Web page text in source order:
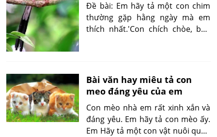
Đề bài: Em hãy tả một con chim
thường gặp hằng ngày mà em
thích nhất.'Con chích chòe, bạn
Bài văn hay miêu tả con
meo đáng yêu của em
Con mèo nhà em rất xinh xắn và
đáng yêu. Em hãy tả con mèo ấy.
Em Hãy tả một con vật nuôi quen